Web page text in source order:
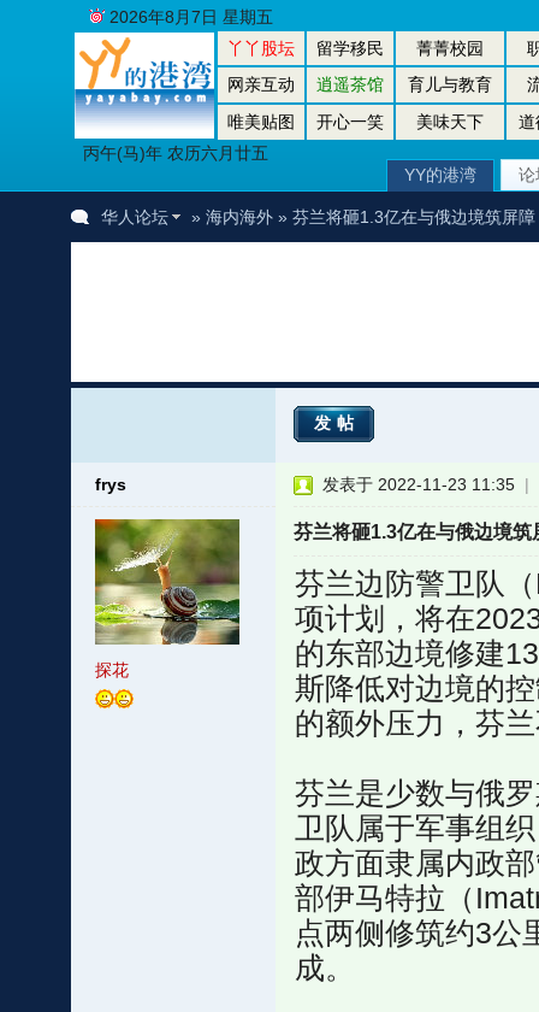
丫丫股坛 留学移民 菁菁校园
网亲互动
逍遥茶馆 育儿与教育
唯美贴图
开心一笑 美味天下
道
丙午(马)年 农历六月廿五
2026年8月7日 星期五
YY的港湾 论
华人论坛 » 海内海外» 芬兰将砸1.3亿在与俄边境筑屏
发帖
frys
探花
发表于 2022-11-23 11:35 |
者
芬兰将砸1.3亿在与俄边境
芬兰边防警卫队
项计划，将在
的东部边境修建
斯降低对边境的
的额外压力，芬
芬兰是少数与俄
卫队属于军事组
政方面隶属内政
部伊马特拉（
点两侧修筑约3公
成。